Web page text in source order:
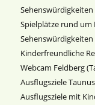
Spielplätze rund um
Sehenswürdigkeiten
Kinderfreundliche
Webcam Feldberg
Ausflugsziele Taunus
Ausflugsziele mit